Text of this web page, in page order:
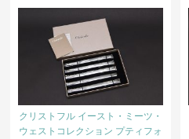
クリストフル イースト・ミーツ・
ウェストコレクション プティフォ